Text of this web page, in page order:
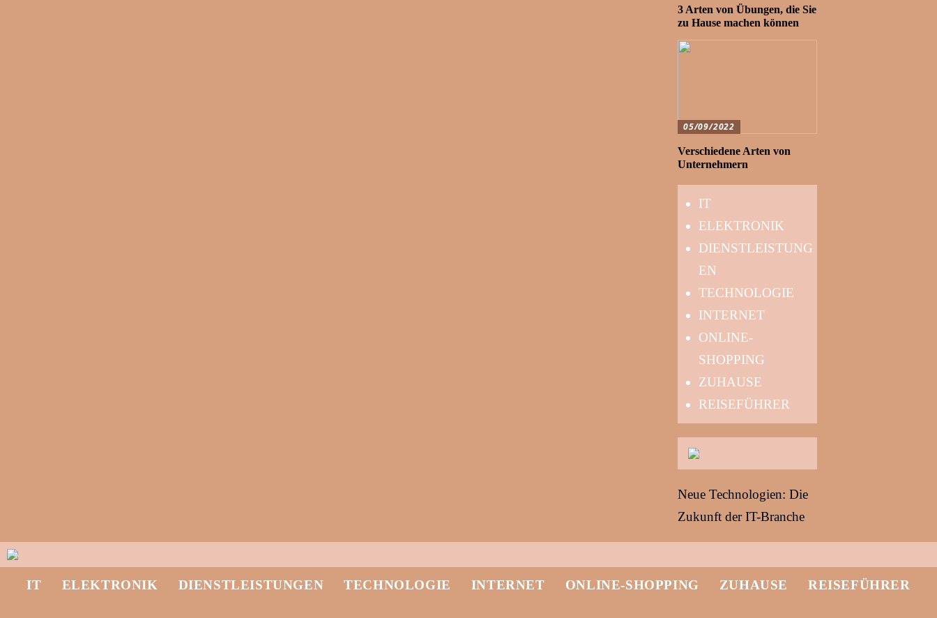
3 Arten von Übungen, die Sie
zu Hause machen können
05/09/2022
Verschiedene Arten von
Unternehmern
IT
ELEKTRONIK
DIENSTLEISTUNG
EN
TECHNOLOGIE
INTERNET
ONLINE-
SHOPPING
ZUHAUSE
REISEFÜHRER
Neue Technologien: Die
Zukunft der IT-Branche
IT ELEKTRONIK DIENSTLEISTUNGEN TECHNOLOGIE INTERNET ONLINE-SHOPPING ZUHAUSE REISEFÜHRER